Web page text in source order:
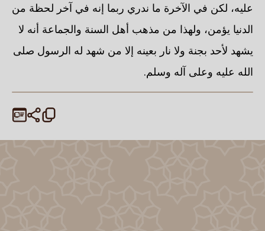
عليه، لكن في الآخرة ما ندري ربما إنه في آخر لحظة من
الدنيا يؤمن، ولهذا من مذهب أهل السنة والجماعة أنه لا
يشهد لأحد بجنة ولا نار بعينه إلا من شهد له الرسول صلى
الله عليه وعلى آله وسلم.